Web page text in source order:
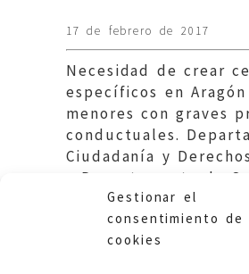
Gestionar el
consentimiento de
cookies
17 de febrero de 2017
Necesidad de crear
específicos en
menores con graves
conductuales.
Ciudadanía y
y Departamento de
Gobierno de Aragón.